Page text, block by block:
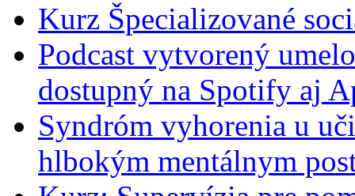
Kurz Špecializované
Podcast vytvorený
dostupný na Spotify aj
Syndróm vyhorenia u
hlbokým mentálnym